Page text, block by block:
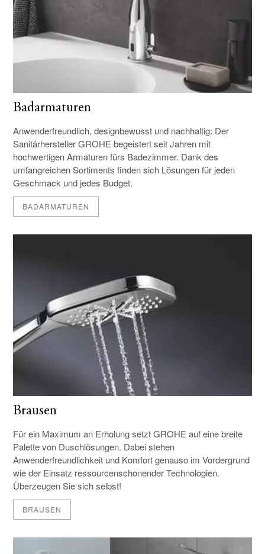
Badarmaturen
Anwenderfreundlich, designbewusst und nachhaltig: Der
Sanitärhersteller GROHE begeistert seit Jahren mit
hochwertigen Armaturen fürs Badezimmer. Dank des
umfangreichen Sortiments finden sich Lösungen für jeden
Geschmack und jedes Budget.
BADARMATUREN
Brausen
Für ein Maximum an Erholung setzt GROHE auf eine breite
Palette von Duschlösungen. Dabei stehen
Anwenderfreundlichkeit und Komfort genauso im Vordergrund
wie der Einsatz ressourcenschonender Technologien.
Überzeugen Sie sich selbst!
BRAUSEN